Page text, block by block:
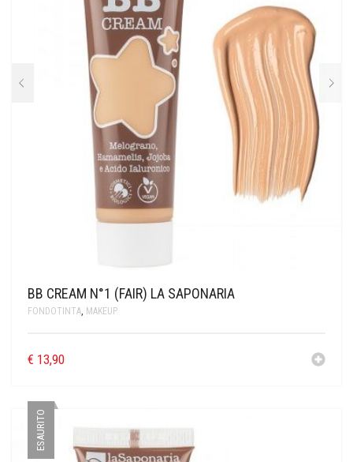
BB CREAM N°1 (FAIR) LA SAPONARIA
FONDOTINTA, MAKEUP
€ 13,90
ESAURITO